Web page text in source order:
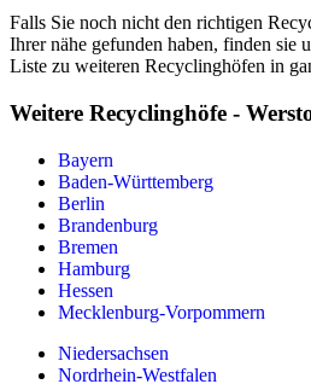
Falls Sie noch nicht den richtigen
Ihrer nähe gefunden haben, finden sie
Liste zu weiteren Recyclinghöfen in
Weitere Recyclinghöfe -
Bayern
Baden-Württemberg
Berlin
Brandenburg
Bremen
Hamburg
Hessen
Mecklenburg-Vorpommern
Niedersachsen
Nordrhein-Westfalen